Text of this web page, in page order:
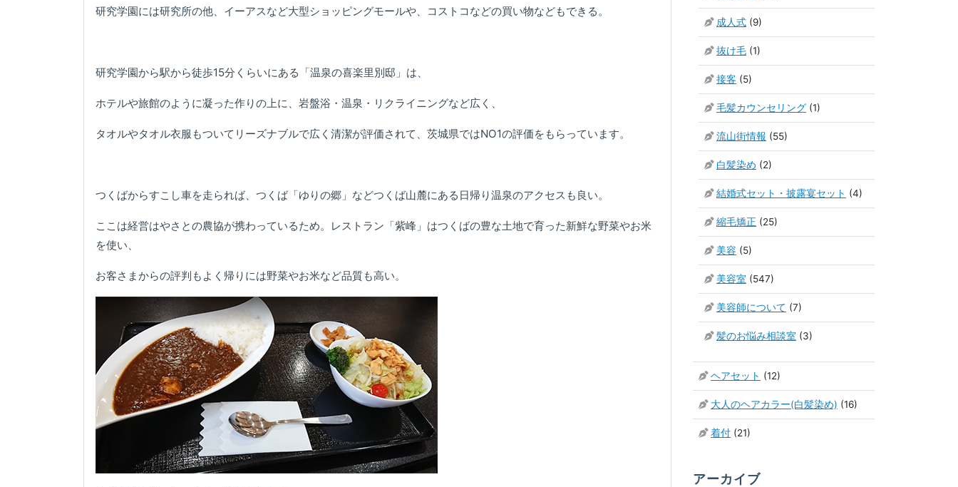
研究学園には研究所の他、イーアスなど大型ショッピングモールや、コストコなどの買い物などもできる。
研究学園から駅から徒歩15分くらいにある「温泉の喜楽里別邸」は、
ホテルや旅館のように凝った作りの上に、岩盤浴・温泉・リクライニングなど広く、
タオルやタオル衣服もついてリーズナブルで広く清潔が評価されて、茨城県ではNO1の評価をもらっています。
つくばからすこし車を走られば、つくば「ゆりの郷」などつくば山麓にある日帰り温泉のアクセスも良い。
ここは経営はやさとの農協が携わっているため。レストラン「紫峰」はつくばの豊な土地で育った新鮮な野菜やお米
を使い、
お客さまからの評判もよく帰りには野菜やお米など品質も高い。
成人式 (9)
抜け毛 (1)
接客 (5)
毛髪カウンセリング (1)
流山街情報 (55)
白髪染め (2)
結婚式セット・披露宴セット (4)
縮毛矯正 (25)
美容 (5)
美容室 (547)
美容師について (7)
髪のお悩み相談室 (3)
ヘアセット (12)
大人のヘアカラー(白髪染め) (16)
着付 (21)
アーカイブ